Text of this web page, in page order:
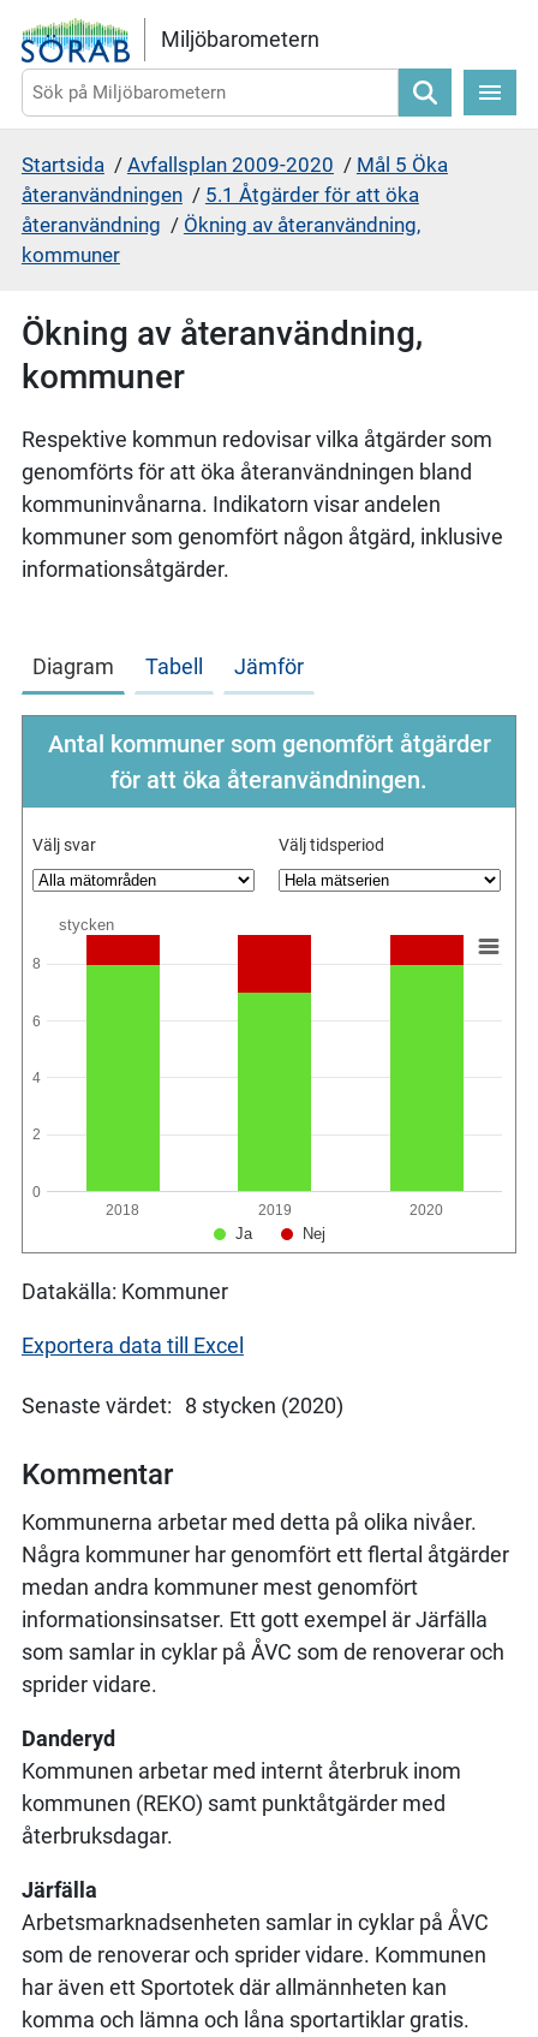
Gå direkt till sidans innehåll
Miljöbarometern
Sök
Startsida / Avfallsplan 2009-2020 / Mål 5 Öka
återanvändningen / 5.1 Åtgärder för att öka
återanvändning / Ökning av återanvändning,
kommuner
Ökning av återanvändning,
kommuner
Respektive kommun redovisar vilka åtgärder som
genomförts för att öka återanvändningen bland
kommuninvånarna. Indikatorn visar andelen
kommuner som genomfört någon åtgärd, inklusive
informationsåtgärder.
Diagram Tabell Jämför
Antal kommuner som genomfört åtgärder
för att öka återanvändningen.
Välj svar Välj tidsperiod
stycken
Ja Nej
2018 2019 2020
0
2
4
6
8
Datakälla: Kommuner
Exportera data till Excel
Senaste värdet: 8 stycken (2020)
Kommentar
Kommunerna arbetar med detta på olika nivåer.
Några kommuner har genomfört ett flertal åtgärder
medan andra kommuner mest genomfört
informationsinsatser. Ett gott exempel är Järfälla
som samlar in cyklar på ÅVC som de renoverar och
sprider vidare.
Danderyd
Kommunen arbetar med internt återbruk inom
kommunen (REKO) samt punktåtgärder med
återbruksdagar.
Järfälla
Arbetsmarknadsenheten samlar in cyklar på ÅVC
som de renoverar och sprider vidare. Kommunen
har även ett Sportotek där allmännheten kan
komma och lämna och låna sportartiklar gratis.